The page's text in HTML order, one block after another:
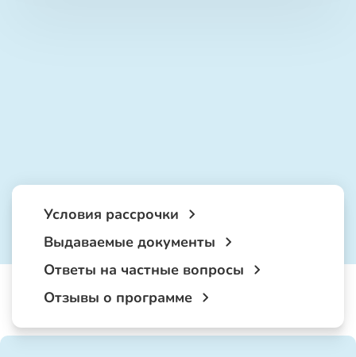
Условия рассрочки
Выдаваемые документы
Ответы на частные вопросы
Отзывы о программе